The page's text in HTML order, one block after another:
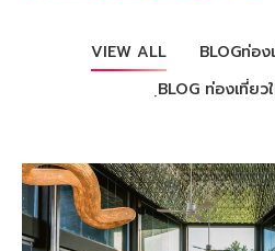
VIEW ALL
BLOGท่อ
BLOG ท่องเที่ยว